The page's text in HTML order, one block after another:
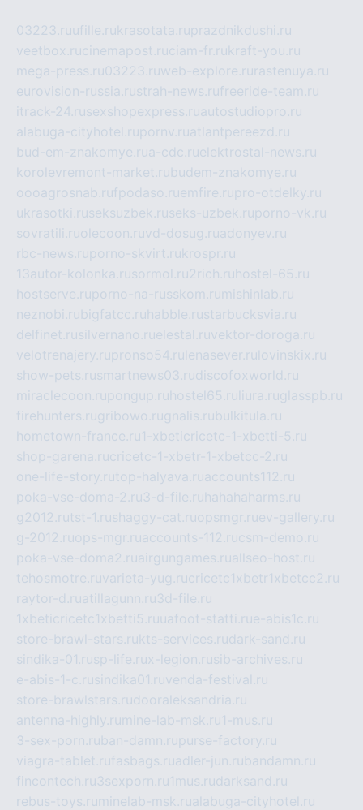
03223.ruufille.rukrasotata.ruprazdnikdushi.ru
veetbox.rucinemapost.ruciam-fr.rukraft-you.ru
mega-press.ru03223.ruweb-explore.ru rastenuya.ru
eurovision-russia.rustrah-news.rufreeride-team.ru
itrack-24.rusexshopexpress.ruautostudiopro.ru
alabuga-cityhotel.rupornv.ruatlantpereezd.ru
bud-em-znakomye.rua-cdc.ruelektrostal-news.ru
korolevremont-market.rubudem-znakomye.ru
oooagrosnab.rufpodaso.ruemfire.rupro-otdelky.ru
ukrasotki.ruseksuzbek.ruseks-uzbek.ruporno-vk.ru
sovratili.ruolecoon.ruvd-dosug.ruadonyev.ru
rbc-news.ruporno-skvirt.rukrospr.ru
13autor-kolonka.rusormol.ru2rich.ru hostel-65.ru
hostserve.ruporno-na-russkom.ru mishinlab.ru
neznobi.rubigfatcc.ru habble.rustarbucksvia.ru
delfinet.rusilvernano.ruelestal.ruvektor-doroga.ru
velotrenajery.rupronso54.ru lenasever.ru lovinskix.ru
show-pets.rusmartnews03.rudiscofoxworld.ru
miraclecoon.rupongup.ru hostel65.ru liura.ruglasspb.ru
firehunters.rugribowo.rugnalis.rubulkitula.ru
hometown-france.ru1-xbeticricetc-1-xbetti-5.ru
shop-garena.rucricetc-1-xbetr-1-xbetcc-2.ru
one-life-story.rutop-halyava.ruaccounts112.ru
poka-vse-doma-2.ru3-d-file.ru hahahaharms.ru
g2012.rutst-1.rushaggy-cat.ruopsmgr.ruev-gallery.ru
g-2012.ruops-mgr.ruaccounts-112.rucsm-demo.ru
poka-vse-doma2.ruairgungames.ruallseo-host.ru
tehosmotre.ruvarieta-yug.rucricetc1xbetr1xbetcc2.ru
raytor-d.ruatillagunn.ru3d-file.ru
1xbeticricetc1xbetti5.ruuafoot-statti.rue-abis1c.ru
store-brawl-stars.rukts-services.rudark-sand.ru
sindika-01.rusp-life.rux-legion.rusib-archives.ru
e-abis-1-c.rusindika01.ruvenda-festival.ru
store-brawlstars.rudooraleksandria.ru
antenna-highly.ru mine-lab-msk.ru1-mus.ru
3-sex-porn.ruban-damn.rupurse-factory.ru
viagra-tablet.rufasbags.ruadler-jun.rubandamn.ru
fincontech.ru3sexporn.ru1mus.rudarksand.ru
rebus-toys.ru minelab-msk.rualabuga-cityhotel.ru